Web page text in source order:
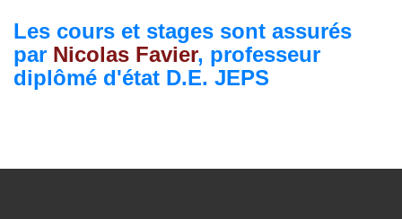
Les cours et stages sont assurés
par Nicolas Favier, professeur
diplômé d'état D.E. JEPS